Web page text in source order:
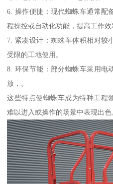
6. 操作便捷：现代蜘蛛车通常配
程操控或自动化功能，提高工作效
7. 紧凑设计：蜘蛛车体积相对较
受限的工地使用。
8. 环保节能：部分蜘蛛车采用电
放，。
这些特点使蜘蛛车成为特种工程
难以进入或操作的场景中表现出色